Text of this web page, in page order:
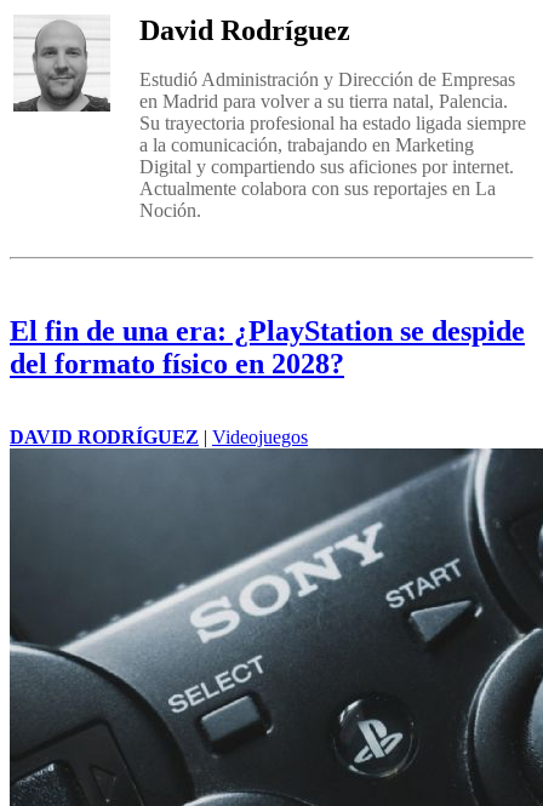
David Rodríguez
Estudió Administración y Dirección de Empresas
en Madrid para volver a su tierra natal, Palencia.
Su trayectoria profesional ha estado ligada siempre
a la comunicación, trabajando en Marketing
Digital y compartiendo sus aficiones por internet.
Actualmente colabora con sus reportajes en La
Noción.
El fin de una era: ¿PlayStation se despide
del formato físico en 2028?
DAVID RODRÍGUEZ | Videojuegos